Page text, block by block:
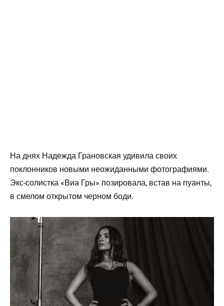
На днях Надежда Грановская удивила своих
поклонников новыми неожиданными фотографиями.
Экс-солистка «Виа Гры» позировала, встав на пуанты,
в смелом открытом черном боди.